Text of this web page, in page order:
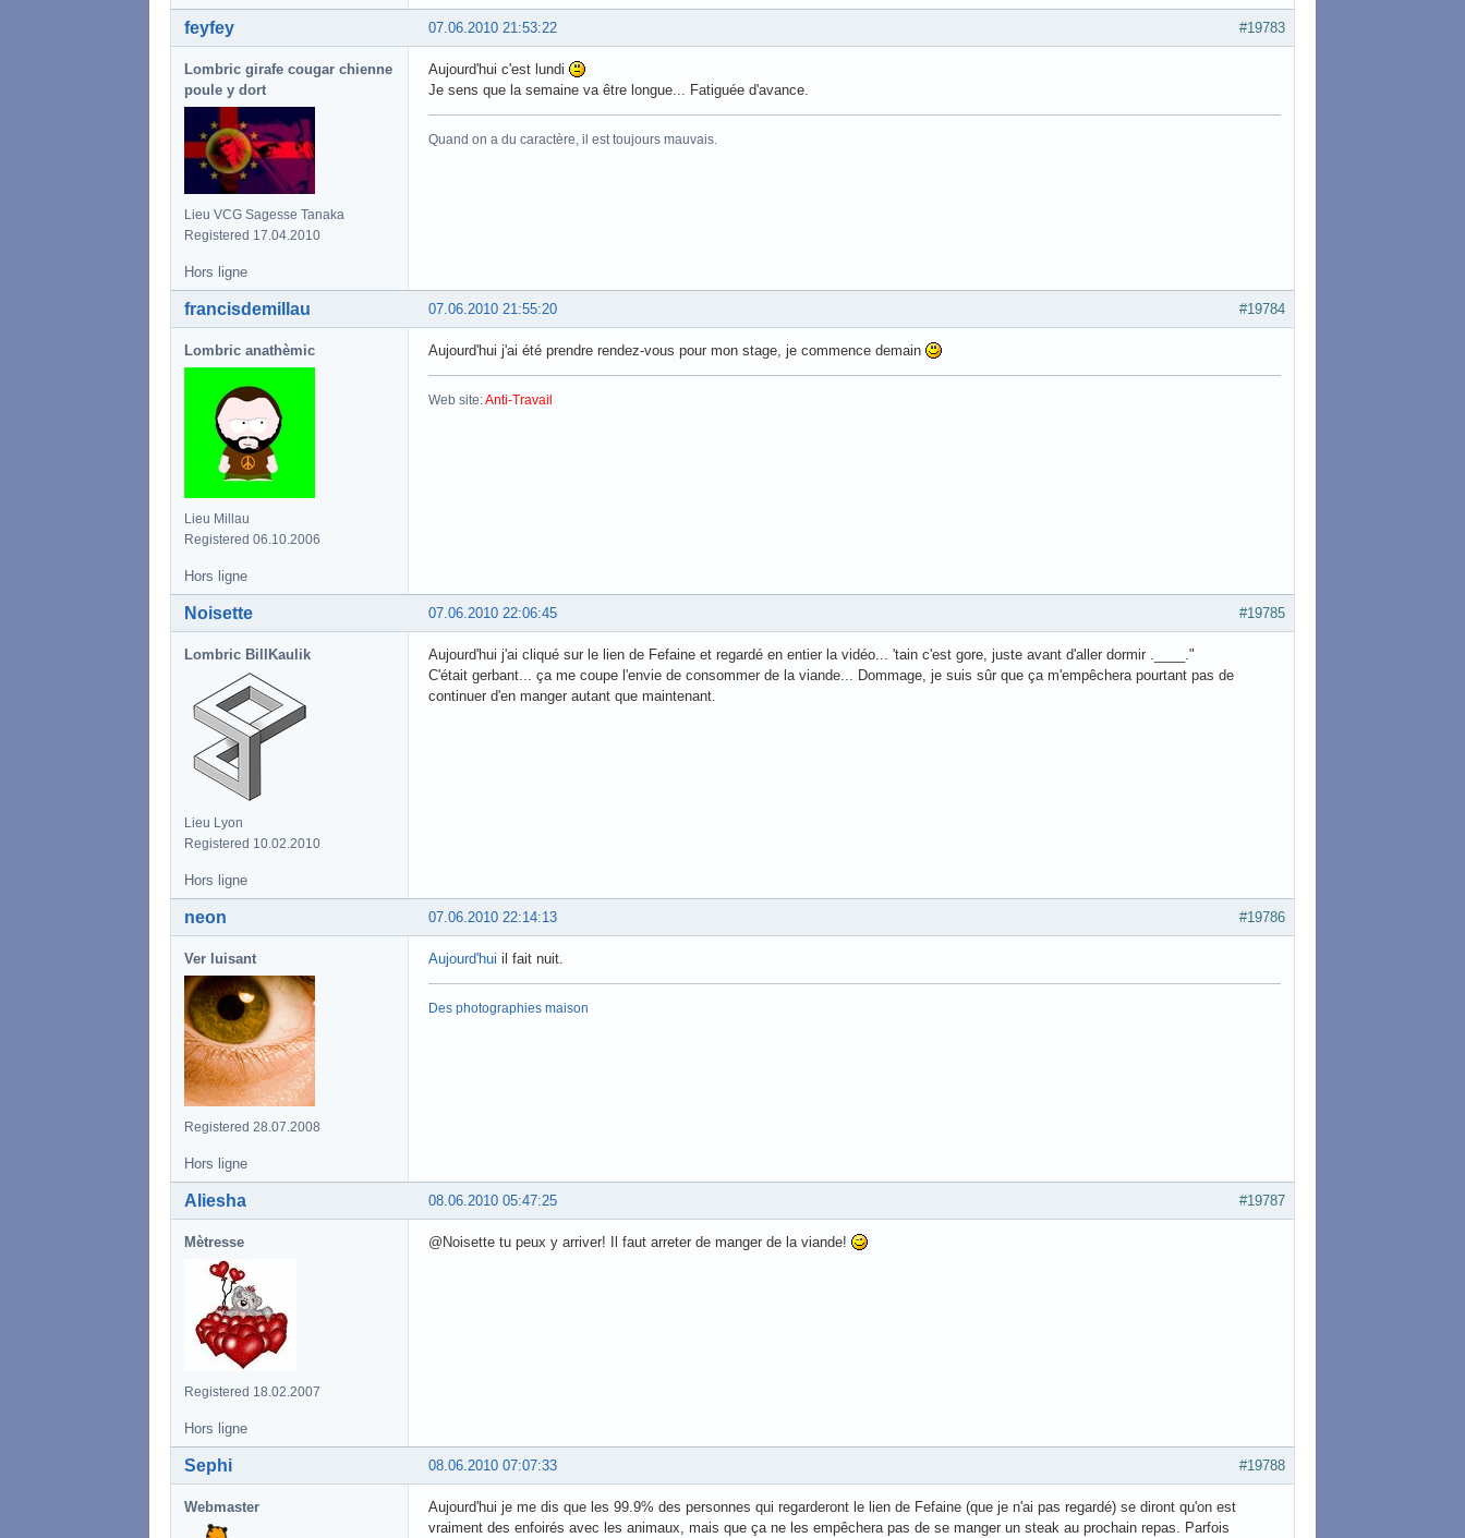
#19783
07.06.2010 21:53:22
feyfey
Lombric girafe cougar chienne
poule y dort
Lieu VCG Sagesse Tanaka
Registered 17.04.2010
Aujourd'hui c'est lundi
Je sens que la semaine va être longue... Fatiguée d'avance.
Quand on a du caractère, il est toujours mauvais.
Hors ligne
#19784
07.06.2010 21:55:20
francisdemillau
Lombric anathèmic
Lieu Millau
Registered 06.10.2006
Aujourd'hui j'ai été prendre rendez-vous pour mon stage, je commence demain
Web site:Anti-Travail
Hors ligne
#19785
07.06.2010 22:06:45
Noisette
Lombric BillKaulik
Lieu Lyon
Registered 10.02.2010
Aujourd'hui j'ai cliqué sur le lien de Fefaine et regardé en entier la vidéo... 'tain c'est gore, juste avant d'aller dormir .____."
C'était gerbant... ça me coupe l'envie de consommer de la viande... Dommage, je suis sûr que ça m'empêchera pourtant pas de
continuer d'en manger autant que maintenant.
Hors ligne
#19786
07.06.2010 22:14:13
neon
Ver luisant
Registered 28.07.2008
Aujourd'hui il fait nuit.
Des photographies maison
Hors ligne
#19787
08.06.2010 05:47:25
Aliesha
Mètresse
Registered 18.02.2007
@Noisette tu peux y arriver! Il faut arreter de manger de la viande!
Hors ligne
#19788
08.06.2010 07:07:33
Sephi
Webmaster
Aujourd'hui je me dis que les 99.9% des personnes qui regarderont le lien de Fefaine (que je n'ai pas regardé) se diront qu'on est
vraiment des enfoirés avec les animaux, mais que ça ne les empêchera pas de se manger un steak au prochain repas. Parfois